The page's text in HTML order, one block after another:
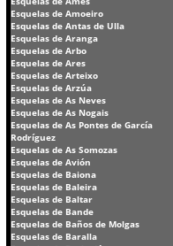
Esquelas de Amoeiro
Esquelas de Antas de Ulla
Esquelas de Aranga
Esquelas de Arbo
Esquelas de Ares
Esquelas de Arteixo
Esquelas de Arzúa
Esquelas de As Neves
Esquelas de As Nogais
Esquelas de As Pontes de García
Rodríguez
Esquelas de As Somozas
Esquelas de Avión
Esquelas de Baiona
Esquelas de Baleira
Esquelas de Baltar
Esquelas de Bande
Esquelas de Baños de Molgas
Esquelas de Baralla